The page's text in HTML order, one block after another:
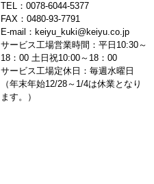
TEL：0078-6044-5377
FAX：0480-93-7791
E-mail：keiyu_kuki@keiyu.co.jp
サービス工場営業時間：平日10:30～
18：00 土日祝10:00～18：00
サービス工場定休日：毎週水曜日
（年末年始12/28～1/4は休業となり
ます。）